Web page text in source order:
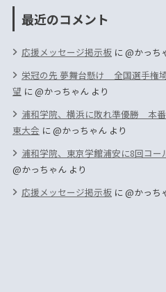
最近のコメント
応援メッセージ掲示板に@かっち
栄冠の先 夢舞台懸け 全国選手権
望 に@かっちゃんより
浦和学院、横浜に敗れ準優勝 本
東大会 に@かっちゃんより
浦和学院、東京学館浦安に8回コ
@かっちゃんより
応援メッセージ掲示板に@かっち